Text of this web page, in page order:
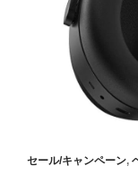
セール/キャンペーン,